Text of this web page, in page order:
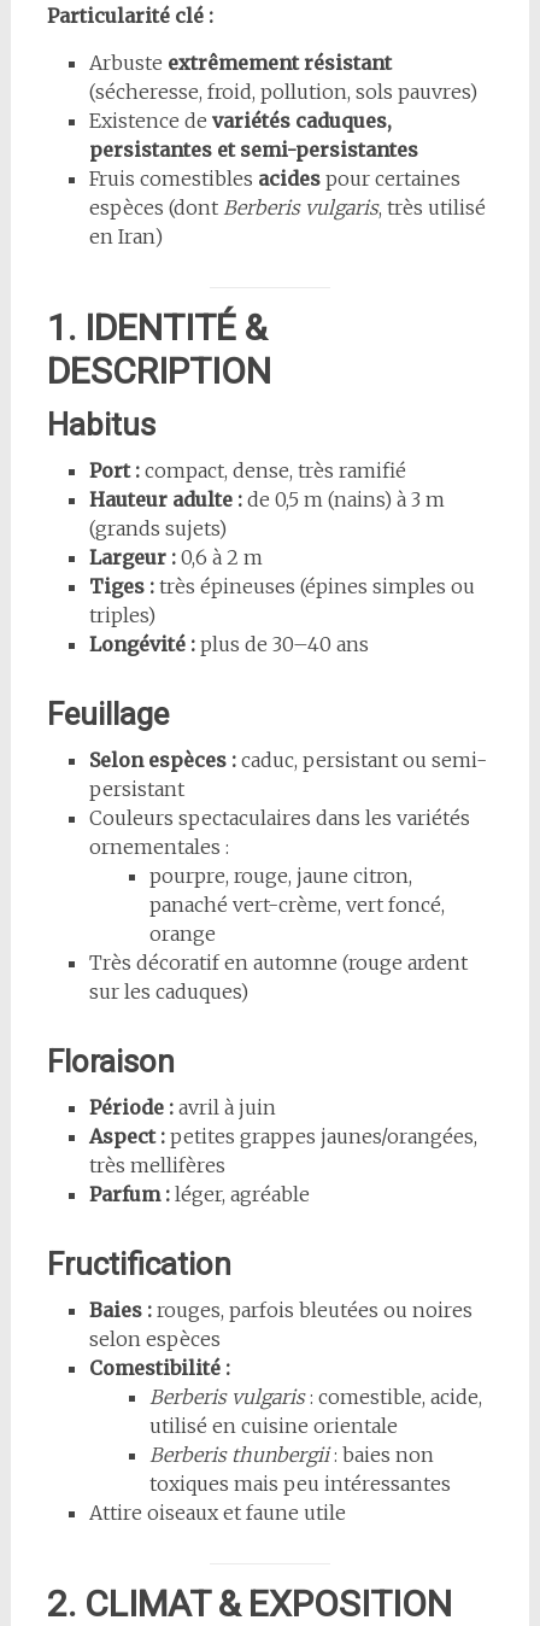
Particularité clé :
Arbuste extrêmement résistant
(sécheresse, froid, pollution, sols pauvres)
Existence de variétés caduques,
persistantes et semi-persistantes
Fruis comestibles acidespour certaines
espèces (dont Berberis vulgaris, très utilisé
en Iran)
1. IDENTITÉ &
DESCRIPTION
Habitus
Port :compact, dense, très ramifié
Hauteur adulte :de 0,5 m (nains) à 3 m
(grands sujets)
Largeur :0,6 à 2 m
Tiges :très épineuses (épines simples ou
triples)
Longévité :plus de 30–40 ans
Feuillage
Selon espèces :caduc, persistant ou semi-
persistant
Couleurs spectaculaires dans les variétés
ornementales :
pourpre, rouge, jaune citron,
panaché vert-crème, vert foncé,
orange
Très décoratif en automne (rouge ardent
sur les caduques)
Floraison
Période :avril à juin
Aspect :petites grappes jaunes/orangées,
très mellifères
Parfum :léger, agréable
Fructification
Baies :rouges, parfois bleutées ou noires
selon espèces
Comestibilité :
Berberis vulgaris: comestible, acide,
utilisé en cuisine orientale
Berberis thunbergii: baies non
toxiques mais peu intéressantes
Attire oiseaux et faune utile
2. CLIMAT & EXPOSITION